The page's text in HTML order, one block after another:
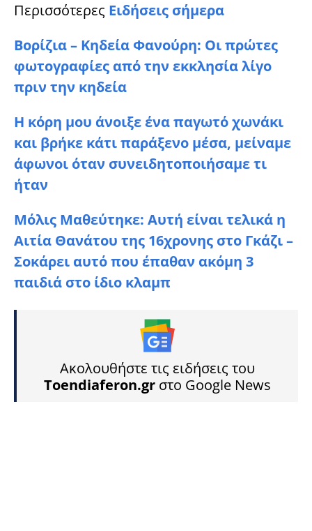
Περισσότερες Ειδήσεις σήμερα
Βορίζια – Κηδεία Φανούρη: Οι πρώτες
φωτoγραφίες από την εκκλησία λίγο
πριν την κηδεία
Η κόρη μου άνοιξε ένα παγωτό χωνάκι
και βρήκε κάτι παράξενο μέσα, μείναμε
άφωνοι όταν συνειδητοποιήσαμε τι
ήταν
Μόλις Μαθεύτηκε: Αυτή είναι τελικά η
Αιτία Θανάτου της 16χρονης στο Γκάζι –
Σοκάρει αυτό που έπαθαν ακόμη 3
παιδιά στο ίδιο κλαμπ
Ακολουθήστε τις ειδήσεις του
Toendiaferon.gr στο Google News